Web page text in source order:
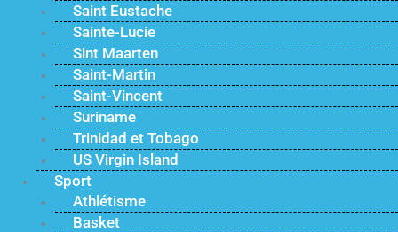
Saint Eustache
Sainte-Lucie
Sint Maarten
Saint-Martin
Saint-Vincent
Suriname
Trinidad et Tobago
US Virgin Island
Sport
Athlétisme
Basket